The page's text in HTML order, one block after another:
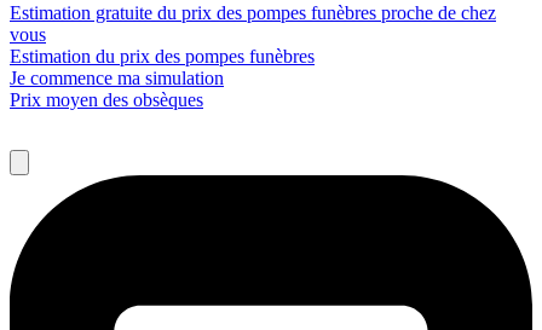
Estimation gratuite du prix des pompes funèbres proche de chez
vous
Estimation du prix des pompes funèbres
Je commence ma simulation
Prix moyen des obsèques